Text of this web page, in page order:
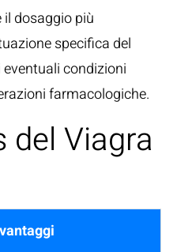
dosaggio più
specifica del
condizioni
farmacologiche.
del Viagra